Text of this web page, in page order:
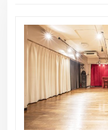
お知らせ
THE
ス